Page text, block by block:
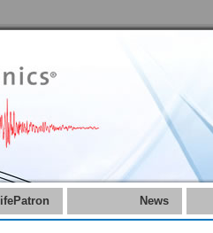
lifePatron News